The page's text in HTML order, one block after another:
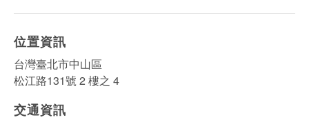
位置資訊
台灣臺北市中山區
松江路131號 2 樓之 4
交通資訊